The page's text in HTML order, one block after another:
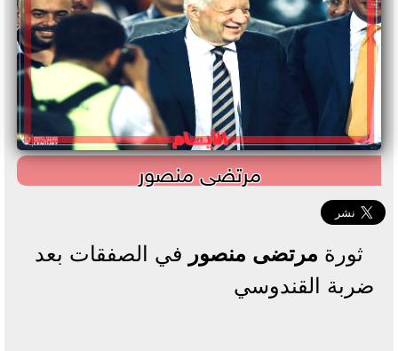
مرتضى منصور
ثورة مرتضى منصور في الصفقات بعد
ضربة القندوسي